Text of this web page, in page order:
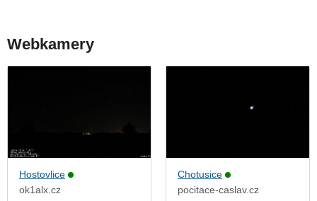
Webkamery
Hostovlice
ok1alx.cz
Chotusice
pocitace-caslav.cz